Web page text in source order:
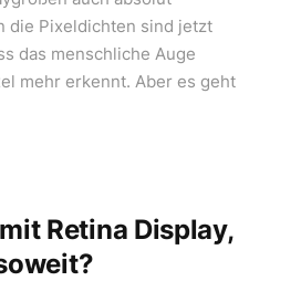
die Pixeldichten sind jetzt
das menschliche Auge
mehr erkennt. Aber es geht
Retina Display,